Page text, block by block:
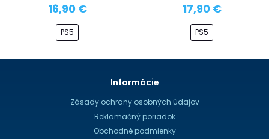
16,90 €
PS5
17,90 €
PS5
Informácie
Zásady ochrany osobných údajov
Reklamačný poriadok
Obchodné podmienky